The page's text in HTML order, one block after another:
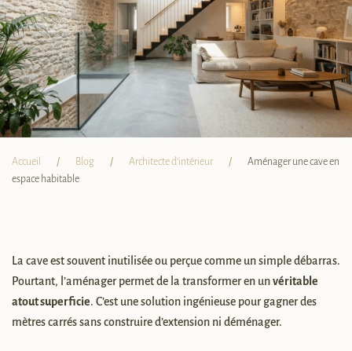
Accueil Blog Architecte d’intérieur
Aménager une cave en
espace habitable
La cave est souvent inutilisée ou perçue comme un simple débarras.
Pourtant, l’aménager permet de la transformer en unvéritable
atout superficie. C’est une solution ingénieuse pour gagner des
mètres carrés sans construire d’extension ni déménager.